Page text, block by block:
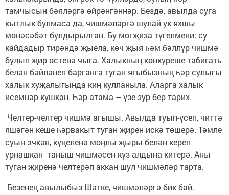
тамчысын бәяләргә өйрәнгәннәр. Бездә, авылда суга
кытлык булмаса да, чишмәләргә шулай ук яхшы
мөнәсәбәт булдырылган. Бу могҗиза түгелмени: су
кайдадыр тирәндә җыела, көч җыя һәм бәллүр чишмә
булып җир өстенә чыга. Халыкның көнкүреше табигать
белән бәйләнеп барганга туган ягыбызның һәр сулыгы
халык хуҗалыгында киң кулланыла. Аларга халык
исемнәр кушкан. Һәр атама – үзе зур бер тарих.
Челтер-челтер чишмә агышы. Авылда туып-үсеп, читтә
яшәгән кеше һәрвакыт туган җирен искә төшерә. Тәмле
суын эчкән, күңеленә моңлы җыры белән кереп
урнашкан таныш чишмәсен күз алдына китерә. Аны
туган җиренә челтерәп аккан шул чишмәләр тарта.
Безенең авылыбыз Шәтке, чишмәләргә бик бай.